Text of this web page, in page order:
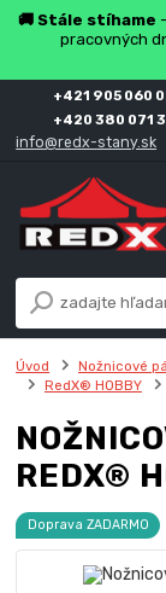
🚚 Stále stíhame
pracovných
+421 905 060
+420 380 071
info@redx-stany.sk
Úvod Nožnicové
RedX® HOBBY
REDX®
Doprava ZADARMO